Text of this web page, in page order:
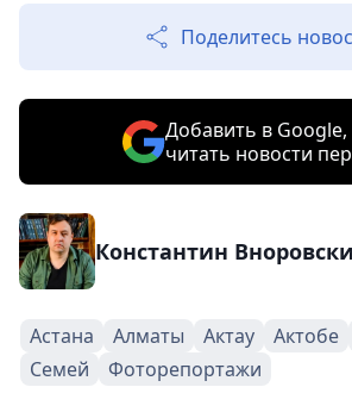
Поделитесь
Добавить в
читать новости
Константин
Астана Алматы Актау Актобе
Семей
Фоторепортажи